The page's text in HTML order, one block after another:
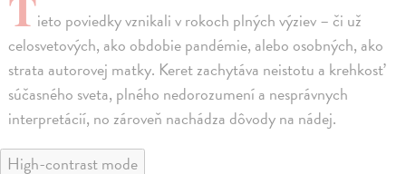
ieto poviedky vznikali v rokoch plných výziev – či už
celosvetových, ako obdobie pandémie, alebo osobných, ako
strata autorovej matky. Keret zachytáva neistotu a krehkosť
súčasného sveta, plného nedorozumení a nesprávnych
interpretácií, no zároveň nachádza dôvody na nádej.
High-contrast mode